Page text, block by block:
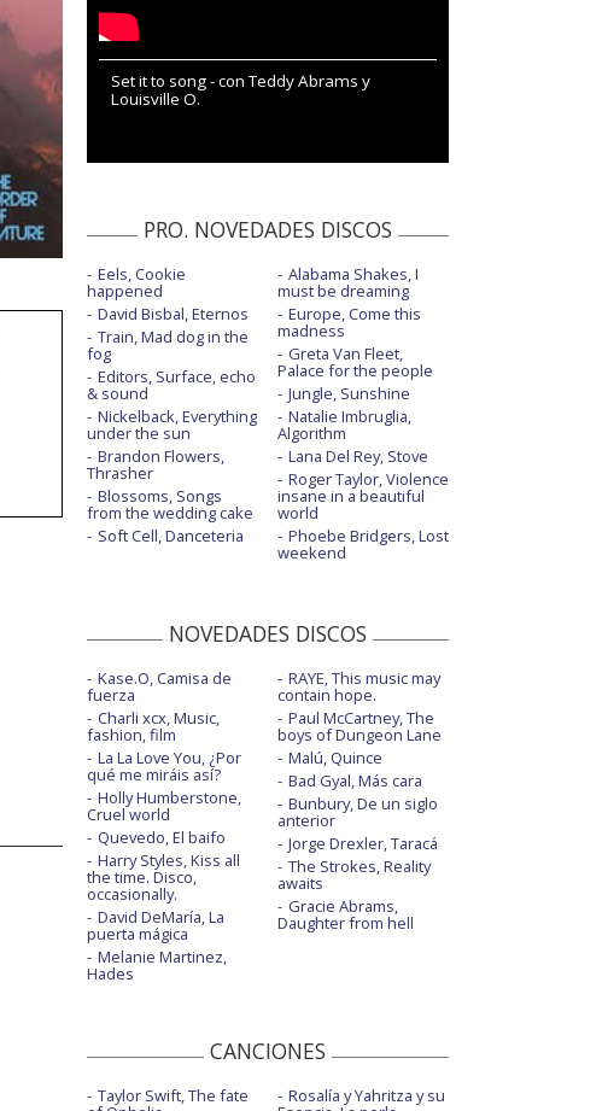
Set it to song - con Teddy Abrams y
Louisville O.
PRO. NOVEDADES DISCOS
Eels, Cookie
happened
David Bisbal, Eternos
Train, Mad dog in the
fog
Editors, Surface, echo
& sound
Nickelback, Everything
under the sun
Brandon Flowers,
Thrasher
Blossoms, Songs
from the wedding cake
Soft Cell, Danceteria
Alabama Shakes, I
must be dreaming
Europe, Come this
madness
Greta Van Fleet,
Palace for the people
Jungle, Sunshine
Natalie Imbruglia,
Algorithm
Lana Del Rey, Stove
Roger Taylor, Violence
insane in a beautiful
world
Phoebe Bridgers, Lost
weekend
NOVEDADES DISCOS
Kase.O, Camisa de
fuerza
Charli xcx, Music,
fashion, film
La La Love You, ¿Por
qué me miráis así?
Holly Humberstone,
Cruel world
Quevedo, El baifo
Harry Styles, Kiss all
the time. Disco,
occasionally.
David DeMaría, La
puerta mágica
Melanie Martinez,
Hades
RAYE, This music may
contain hope.
Paul McCartney, The
boys of Dungeon Lane
Malú, Quince
Bad Gyal, Más cara
Bunbury, De un siglo
anterior
Jorge Drexler, Taracá
The Strokes, Reality
awaits
Gracie Abrams,
Daughter from hell
CANCIONES
Taylor Swift, The fate Rosalía y Yahritza y su